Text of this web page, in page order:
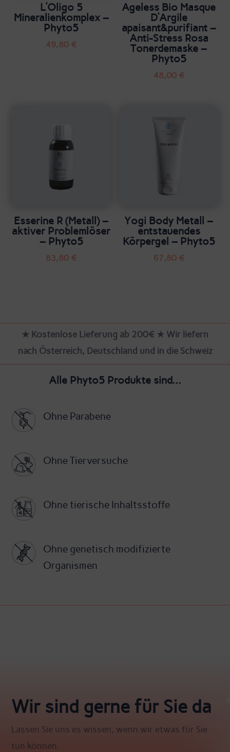
L’Oligo 5
Mineralienkomplex –
Phyto5
49,80 €
Ageless Bio Masque
D’Argile
apaisant&purifiant –
Anti-Stress Rosa
Tonerdemaske –
Phyto5
48,00 €
Esserine R (Metall) –
aktiver Problemlöser
– Phyto5
83,80 €
Yogi Body Metall –
entstauendes
Körpergel – Phyto5
67,80 €
★ Kostenlose Lieferung ab 200€ ★ Wir liefern
nach Österreich, Deutschland und in die Schweiz
Alle Phyto5 Produkte sind...
Ohne Parabene
Ohne Tierversuche
Ohne tierische Inhaltsstoffe
Ohne genetisch modifizierte
Organismen
Wir sind gerne für Sie da
Lassen Sie uns es wissen, wenn wir etwas für Sie
tun können.